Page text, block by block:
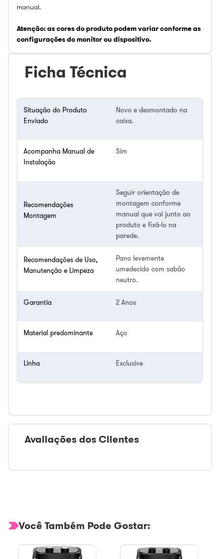
manual.
Atenção: as cores do produto podem variar conforme as
configurações do monitor ou dispositivo.
Ficha Técnica
Situação do Produto
Enviado
Novo e desmontado na
caixa.
Acompanha Manual de
Instalação
Sim
Recomendações
Montagem
Seguir orientação de
montagem conforme
manual que vai junto ao
produto e fixá-lo na
parede.
Recomendações de Uso,
Manutenção e Limpeza
Pano levemente
umedecido com sabão
neutro.
Garantia 2 Anos
Material predominante Aço
Linha Exclusive
Avaliações dos Clientes
Você Também Pode Gostar: